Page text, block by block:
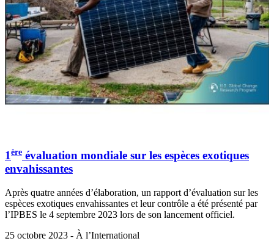
1ère évaluation mondiale sur les espèces exotiques
envahissantes
Après quatre années d’élaboration, un rapport d’évaluation sur les
espèces exotiques envahissantes et leur contrôle a été présenté par
l’IPBES le 4 septembre 2023 lors de son lancement officiel.
25 octobre 2023 - À l’International